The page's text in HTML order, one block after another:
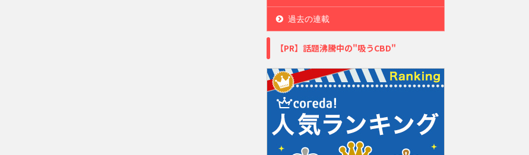
過去の連載
【PR】話題沸騰中の"吸うCBD"